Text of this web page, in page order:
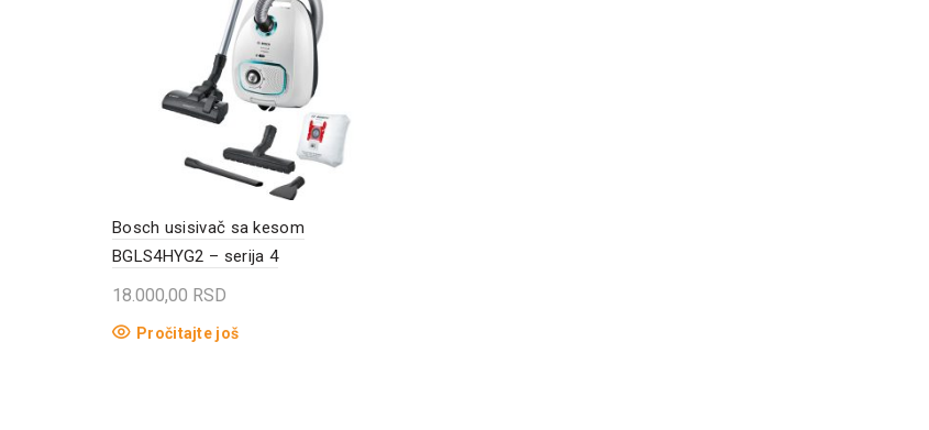
Bosch usisivač sa kesom
BGLS4HYG2 – serija 4
18.000,00 RSD
Pročitajte još